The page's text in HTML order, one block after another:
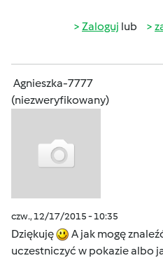
Zaloguj lub
Agnieszka-7777
(niezweryfikowany)
czw., 12/17/2015 - 10:35
Dziękuję
A jak mogę
uczestniczyć w pokazie albo